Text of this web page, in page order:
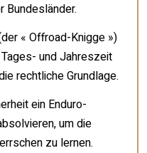
Bundesländer.
« Offroad-Knigge »)
und Jahreszeit
rechtliche Grundlage.
ein Enduro-
um die
zu lernen.